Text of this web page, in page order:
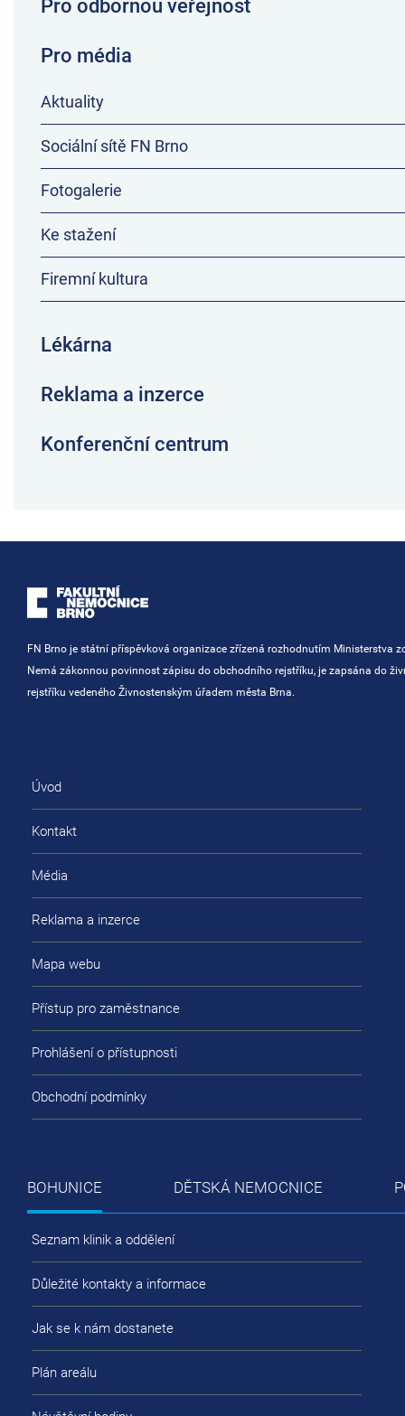
Pro odbornou veřejnost
Pro média
Aktuality
Sociální sítě FN Brno
Fotogalerie
Ke stažení
Firemní kultura
Lékárna
Reklama a inzerce
Konferenční centrum
FN Brno je státní příspěvková organizace zřízená rozhodnutím Ministerstva
Nemá zákonnou povinnost zápisu do obchodního rejstříku, je zapsána do
rejstříku vedeného Živnostenským úřadem města Brna.
Úvod
Kontakt
Média
Reklama a inzerce
Mapa webu
Přístup pro zaměstnance
Prohlášení o přístupnosti
Obchodní podmínky
BOHUNICE DĚTSKÁ NEMOCNICE
Seznam klinik a oddělení
Důležité kontakty a informace
Jak se k nám dostanete
Plán areálu